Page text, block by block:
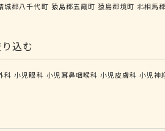
城郡八千代町 猿島郡五霞町 猿島郡境町 北相馬
込む
科 小児眼科 小児耳鼻咽喉科 小児皮膚科 小児神